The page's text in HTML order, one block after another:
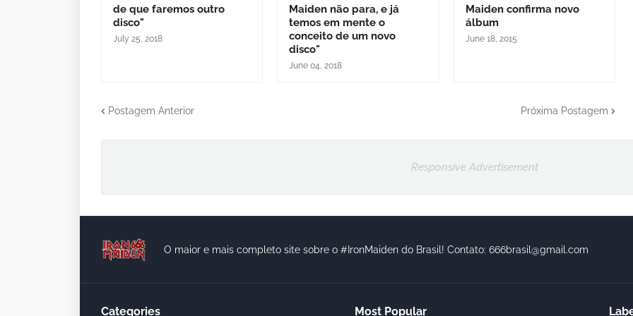
de que faremos outro
disco"
July 25, 2018
Maiden não para, e já
temos em mente o
conceito de um novo
disco"
June 04, 2018
Maiden confirma novo
álbum
June 18, 2015
Postagem Anterior Próxima Postagem
Responsive Advertisement
O maior e mais completo site sobre o #IronMaiden do Brasil! Contato: 666brasil@gmail.com
Categories Most Popular